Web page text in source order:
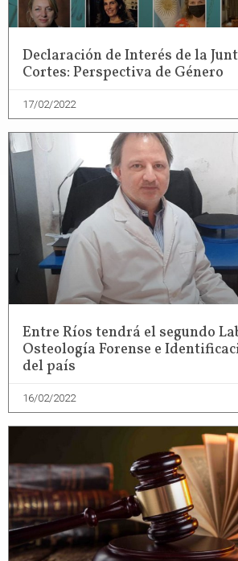
Declaración de Interés de la
Cortes: Perspectiva de Género
17/02/2022
Entre Ríos tendrá el segundo
Osteología Forense e
del país
16/02/2022